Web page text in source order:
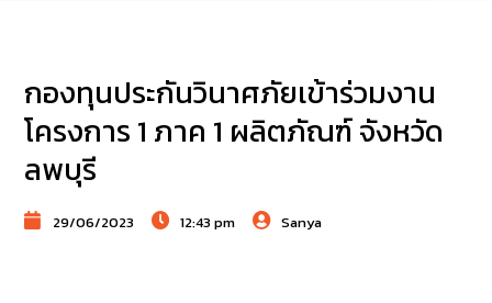
กองทุนประกันวินาศภัยเข้าร่วมงาน
โครงการ 1 ภาค 1 ผลิตภัณฑ์ จังหวัด
ลพบุรี
29/06/2023 12:43 pm Sanya